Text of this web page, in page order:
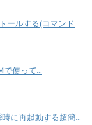
ールする(コマンド
使って...
に再起動する超簡...